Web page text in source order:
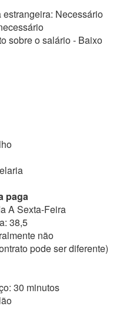
Necessário
sobre o salário - Baixo
paga
A Sexta-Feira
38,5
não
pode ser diferente)
30 minutos